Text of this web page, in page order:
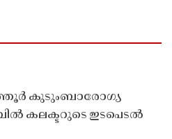
കുടുംബാരോഗ്യ
കലക്ടറുടെ ഇടപെടൽ